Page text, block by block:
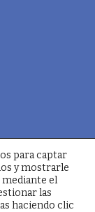
para captar
y mostrarle
el
las
haciendo clic